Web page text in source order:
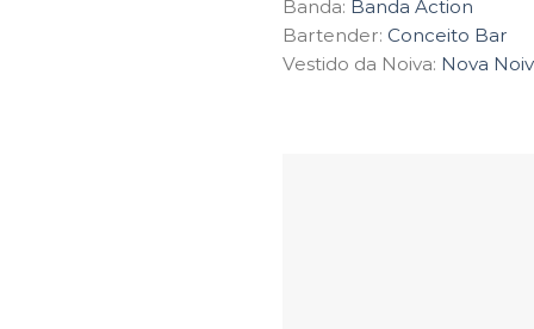
Banda: Banda Action
Bartender: Conceito Bar
Vestido da Noiva: Nova